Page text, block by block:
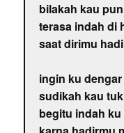
bilakah kau
terasa indah di
saat dirimu
ingin ku
sudikah kau
begitu indah ku